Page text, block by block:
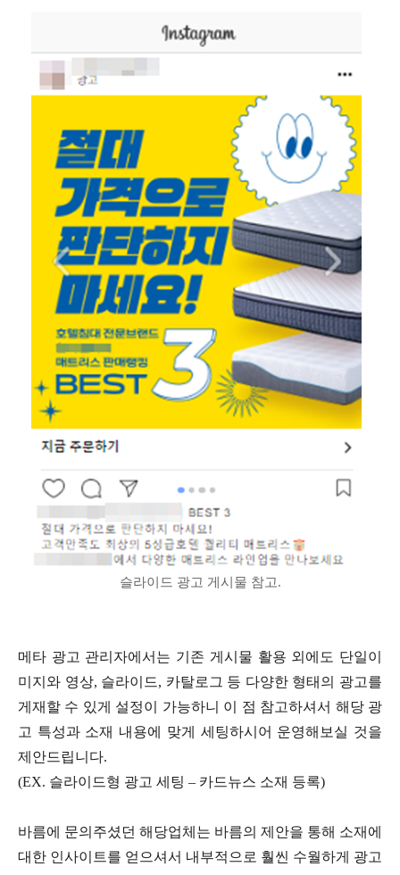
슬라이드 광고 게시물 참고.
메타 광고 관리자에서는 기존 게시물 활용 외에도 단일이
미지와 영상, 슬라이드, 카탈로그 등 다양한 형태의 광고를
게재할 수 있게 설정이 가능하니 이 점 참고하셔서 해당 광
고 특성과 소재 내용에 맞게 세팅하시어 운영해보실 것을
제안드립니다.
(EX. 슬라이드형 광고 세팅 – 카드뉴스 소재 등록)
바름에 문의주셨던 해당업체는 바름의 제안을 통해 소재에
대한 인사이트를 얻으셔서 내부적으로 훨씬 수월하게 광고